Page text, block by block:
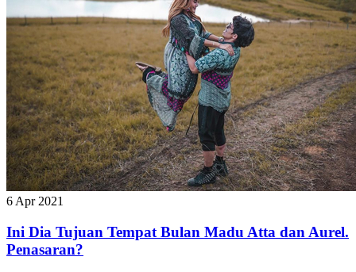
6 Apr 2021
Ini Dia Tujuan Tempat Bulan Madu Atta dan Aurel.
Penasaran?